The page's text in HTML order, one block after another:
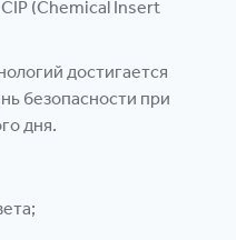
(Chemical Insert
достигается
безопасности при
дня.